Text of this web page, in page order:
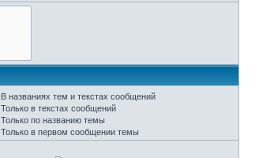
В названиях тем и текстах сообщений
Только в текстах сообщений
Только по названию темы
Только в первом сообщении темы